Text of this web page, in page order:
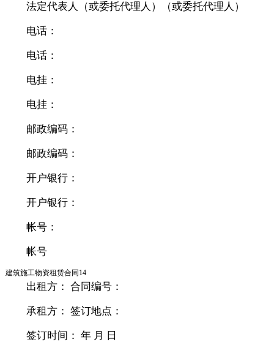
法定代表人（或委托代理人）（或委托代理人）
电话：
电话：
电挂：
电挂：
邮政编码：
邮政编码：
开户银行：
开户银行：
帐号：
帐号
建筑施工物资租赁合同14
出租方： 合同编号：
承租方： 签订地点：
签订时间： 年 月 日